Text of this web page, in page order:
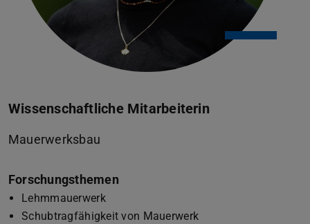
Wissenschaftliche Mitarbeiterin
Mauerwerksbau
Forschungsthemen
Lehmmauerwerk
Schubtragfähigkeit von Mauerwerk